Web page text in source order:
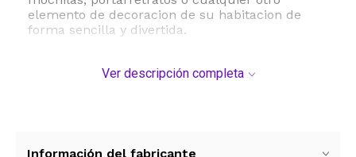
elemento de decoracion de su habitacion de
forma sencilla y divertida.
habilidades motoras finas, la concentracion y la
los jovenes disenadores crear, deshacer y volver
Ver descripción completa
Información del fabricante